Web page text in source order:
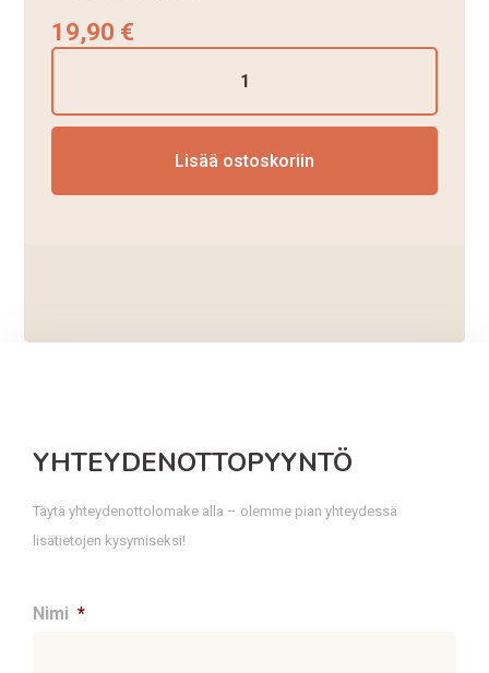
19,90 €
käsijohteelle
Lisää ostoskoriin
YHTEYDENOTTOPYYNTÖ
Täytä yhteydenottolomake alla – olemme pian yhteydessä
lisätietojen kysymiseksi!
Nimi *